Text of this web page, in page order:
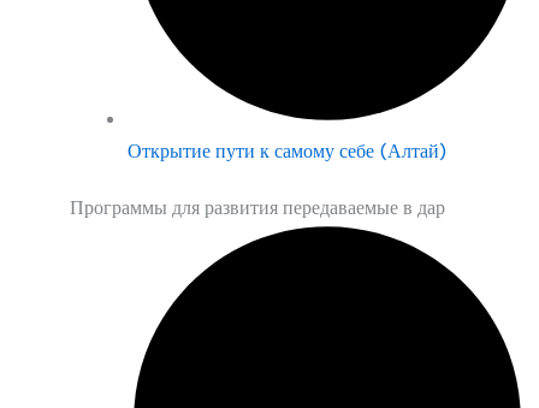
Открытие пути к самому себе (Алтай)
Программы для развития передаваемые в дар